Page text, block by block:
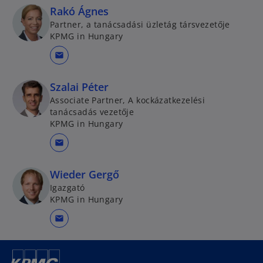
Rakó Ágnes
Partner, a tanácsadási üzletág társvezetője
KPMG in Hungary
mail
Szalai Péter
Associate Partner, A kockázatkezelési
tanácsadás vezetője
KPMG in Hungary
mail
Wieder Gergő
Igazgató
KPMG in Hungary
mail